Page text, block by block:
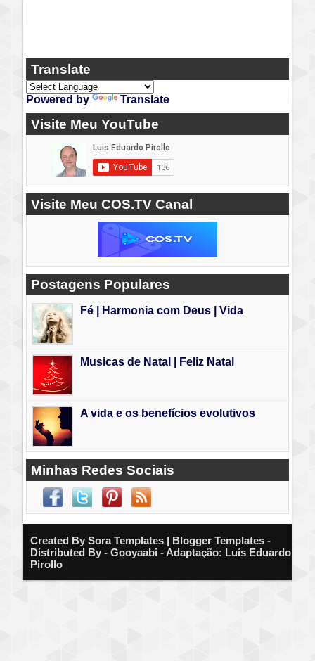
Translate
Powered by Translate
Visite Meu YouTube
Visite Meu COS.TV Canal
Postagens Populares
Fé | Harmonia com Deus | Vida
Musicas de Natal | Feliz Natal
A vida e os benefícios evolutivos
Minhas Redes Sociais
Created By Sora Templates | Blogger Templates -
Distributed By - Gooyaabi - Adaptação: Luís Eduardo
Pirollo